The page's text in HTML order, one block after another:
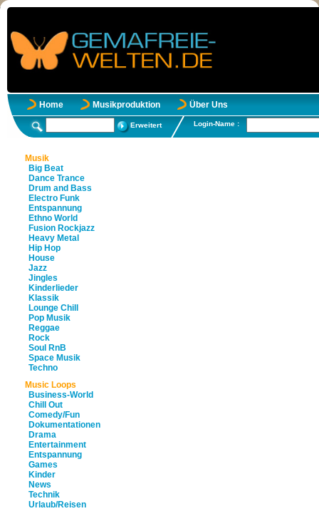
Home Musikproduktion Über Uns
Erweitert Login-Name :
Musik
Big Beat
Dance Trance
Drum and Bass
Electro Funk
Entspannung
Ethno World
Fusion Rockjazz
Heavy Metal
Hip Hop
House
Jazz
Jingles
Kinderlieder
Klassik
Lounge Chill
Pop Musik
Reggae
Rock
Soul RnB
Space Musik
Techno
Music Loops
Business-World
Chill Out
Comedy/Fun
Dokumentationen
Drama
Entertainment
Entspannung
Games
Kinder
News
Technik
Urlaub/Reisen